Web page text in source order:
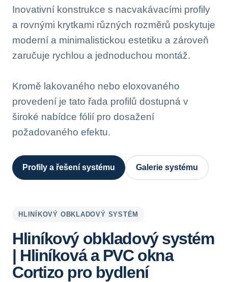
Inovativní konstrukce s nacvakávacími profily
a rovnými krytkami různých rozměrů poskytuje
moderní a minimalistickou estetiku a zároveň
zaručuje rychlou a jednoduchou montáž.
Kromě lakovaného nebo eloxovaného
provedení je tato řada profilů dostupná v
široké nabídce fólií pro dosažení
požadovaného efektu.
Profily a řešení systému Galerie systému
HLINÍKOVÝ OBKLADOVÝ SYSTÉM
Hliníkový obkladový systém
| Hliníková a PVC okna
Cortizo pro bydlení